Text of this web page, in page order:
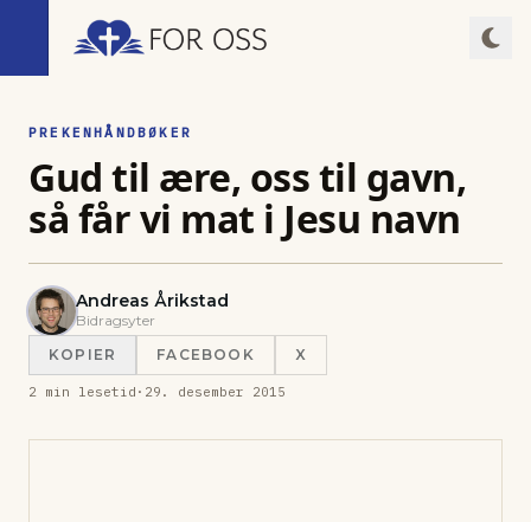
PREKENHÅNDBØKER
Gud til ære, oss til gavn,
så får vi mat i Jesu navn
Andreas Årikstad
Bidragsyter
KOPIER
FACEBOOK X
2 min lesetid · 29. desember 2015